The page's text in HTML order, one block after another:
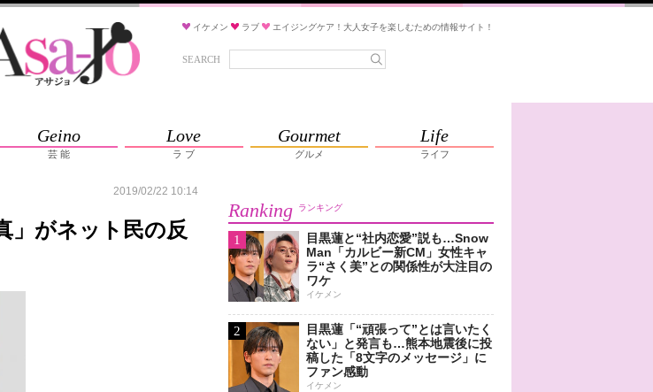
イケメン ラブ エイジングケア！大人女子を楽しむための情報サイト！
SEARCH
Geino
芸 能
Love
ラ ブ
Gourmet
グルメ
Life
ライフ
2019/02/22 10:14
」がネット民の反
Ranking ランキング
1
目黒蓮と“社内恋愛”説も…Snow
Man「カルビー新CM」女性キャ
ラ“さく美”との関係性が大注目の
ワケ
イケメン
2
目黒蓮「“頑張って”とは言いたく
ない」と発言も…熊本地震後に投
稿した「8文字のメッセージ」に
ファン感動
イケメン